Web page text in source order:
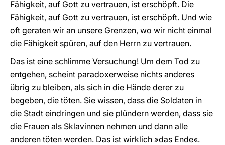
Fähigkeit, auf Gott zu vertrauen, ist erschöpft. Die
Fähigkeit, auf Gott zu vertrauen, ist erschöpft. Und wie
oft geraten wir an unsere Grenzen, wo wir nicht einmal
die Fähigkeit spüren, auf den Herrn zu vertrauen.
Das ist eine schlimme Versuchung! Um dem Tod zu
entgehen, scheint paradoxerweise nichts anderes
übrig zu bleiben, als sich in die Hände derer zu
begeben, die töten. Sie wissen, dass die Soldaten in
die Stadt eindringen und sie plündern werden, dass sie
die Frauen als Sklavinnen nehmen und dann alle
anderen töten werden. Das ist wirklich »das Ende«.